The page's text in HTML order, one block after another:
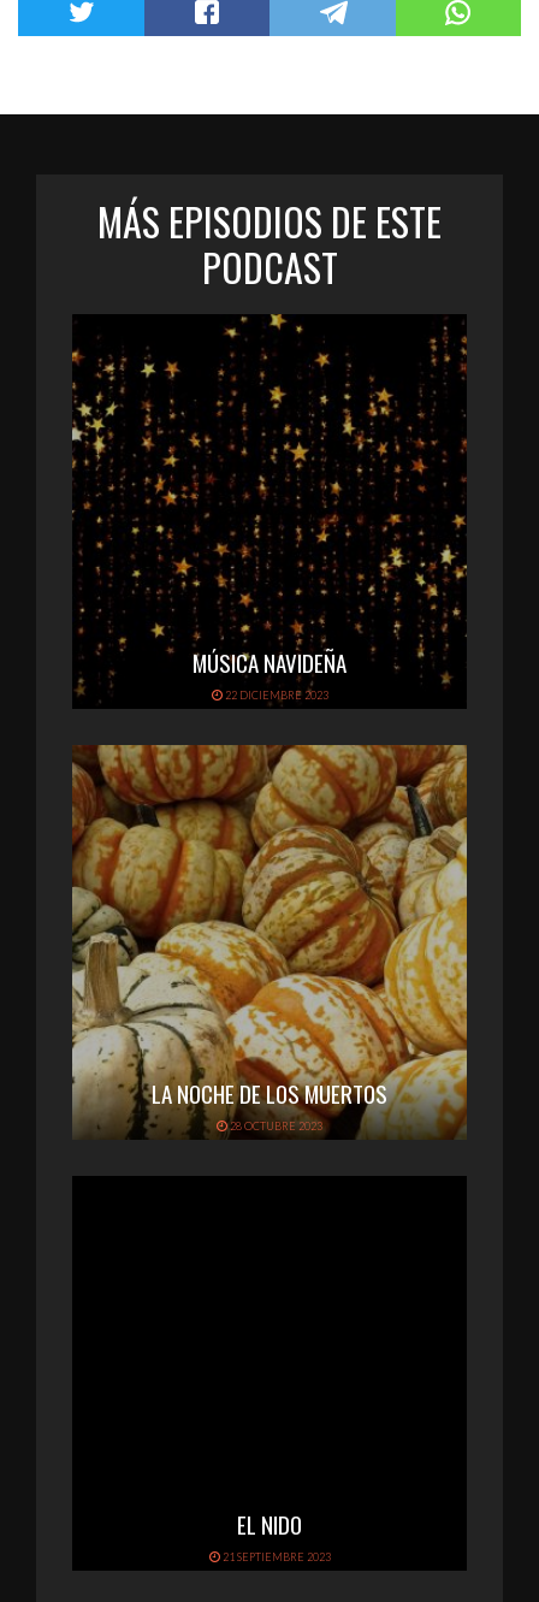
MÁS EPISODIOS DE ESTE
PODCAST
MÚSICA NAVIDEÑA
22 DICIEMBRE 2023
LA NOCHE DE LOS MUERTOS
28 OCTUBRE 2023
EL NIDO
21 SEPTIEMBRE 2023